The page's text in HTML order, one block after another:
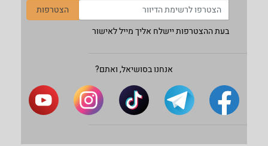
הצטרפות
בעת ההצטרפות יישלח אליך מייל לאישור
אנחנו בסושיאל, ואתם?